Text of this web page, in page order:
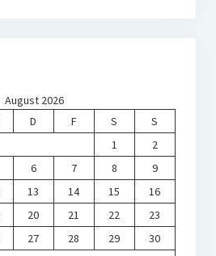
August 2026
D F S
S
1
2
6 7 8
9
13 14 15
16
20 21 22
23
27 28 29
30